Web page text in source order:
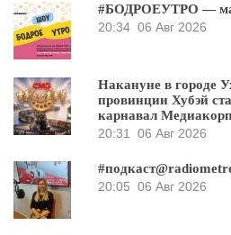
#БОДРОЕУТРО —
20:34 06 Авг 2026
Накануне в городе
провинции Хубэй
карнавал
20:31
06 Авг 2026
20:05 06 Авг 2026